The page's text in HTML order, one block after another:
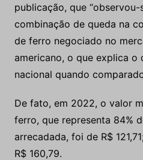
publicação, que
combinação de queda na
de ferro negociado no
americano, o que explica o
nacional quando
De fato, em 2022, o valor
ferro, que representa 84%
arrecadada, foi de R$
R$ 160,79.